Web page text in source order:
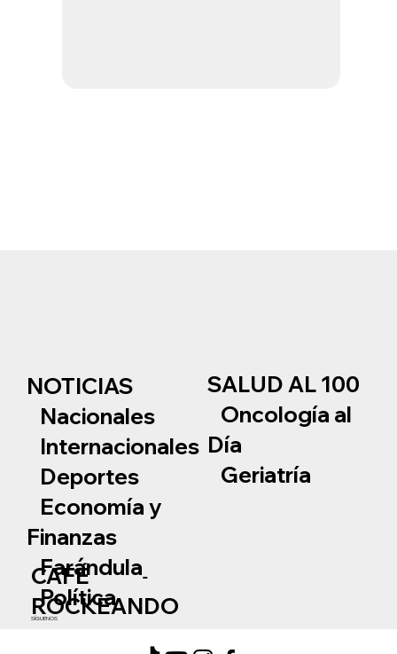
NOTICIAS
Nacionales
Internacionales
Deportes
Economía y
Finanzas
Farándula
Política
SALUD AL 100
Oncología al
Día
Geriatría
SÍGUENOS
CAFÉ
ROCKEANDO